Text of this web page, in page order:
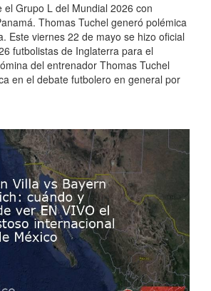
el Grupo L del Mundial 2026 con
Thomas Tuchel generó polémica
Este viernes 22 de mayo se hizo oficial
futbolistas de Inglaterra para el
del entrenador Thomas Tuchel
en el debate futbolero en general por